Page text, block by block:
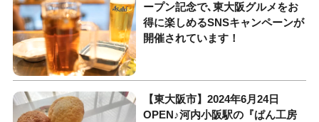
ープン記念で､東大阪グルメをお
得に楽しめるSNSキャンペーンが
開催されています！
【東大阪市】2024年6月24日
OPEN♪河内小阪駅の『ぱん工房